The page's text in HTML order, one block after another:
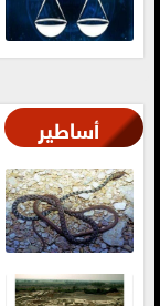
أساطير